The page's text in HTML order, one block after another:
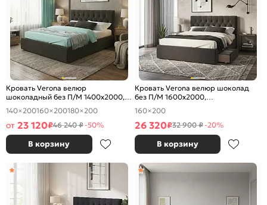
Кровать Verona велюр
шоколадный без П/М 1400x2000,
ортопедическое основание,
изголовье мягкое
140×200160×200180×200
от 23 120₽46 240 ₽-50%
В корзину
Кровать Verona велюр шоколад
без П/М 1600x2000,
ортопедическое основание,
изголовье мягкое
160×200
26 320₽32 900 ₽-20%
В корзину